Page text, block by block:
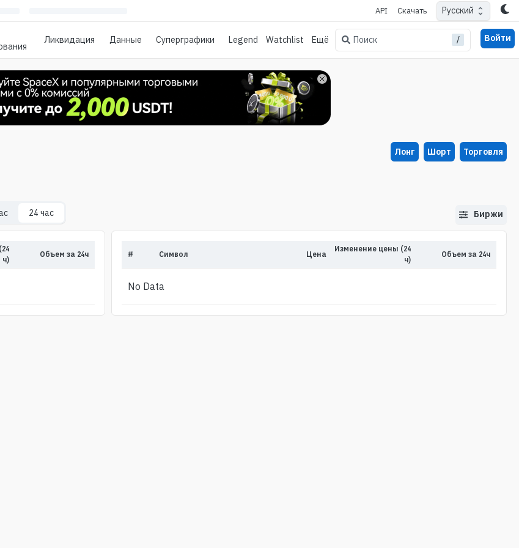
API Скачать Русский
Ликвидация Данные Суперграфики Legend Watchlist Ещё Поиск / Войти
Лонг Шорт Торговля
24 час Биржи
ч)
Объем за 24ч # Символ Цена
Изменение цены (24
ч)
Объем за 24ч
No Data